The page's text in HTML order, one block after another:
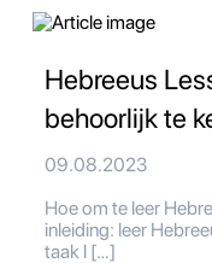
Hebreeus
behoorlijk te
09.08.2023
Hoe om te leer
inleiding: leer
taak l […]